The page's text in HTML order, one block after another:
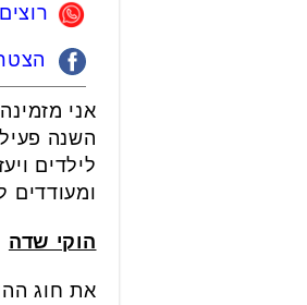
אני
השנה
לילדים
ומעודדים
הוקי שדה